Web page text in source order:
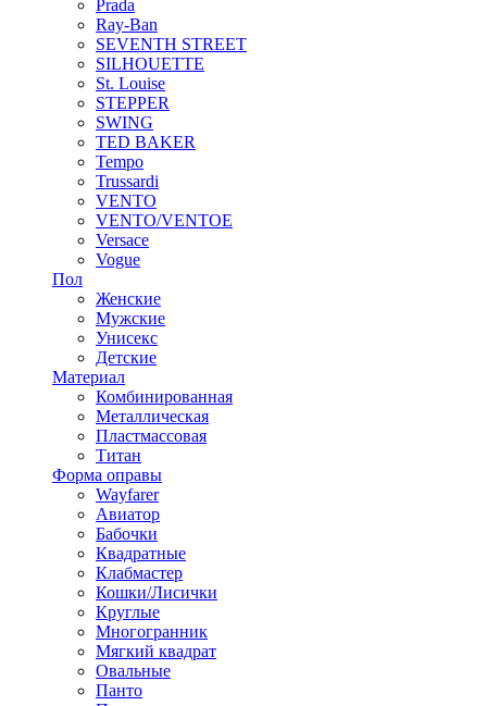
Prada
Ray-Ban
SEVENTH STREET
SILHOUETTE
St. Louise
STEPPER
SWING
TED BAKER
Tempo
Trussardi
VENTO
VENTO/VENTOE
Versace
Vogue
Пол
Женские
Мужские
Унисекс
Детские
Материал
Комбинированная
Металлическая
Пластмассовая
Титан
Форма оправы
Wayfarer
Авиатор
Бабочки
Квадратные
Клабмастер
Кошки/Лисички
Круглые
Многогранник
Мягкий квадрат
Овальные
Панто